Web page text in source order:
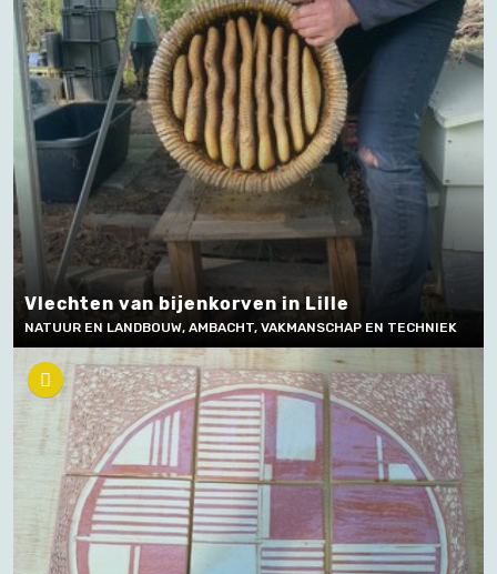
Vlechten van bijenkorven in Lille
NATUUR EN LANDBOUW, AMBACHT, VAKMANSCHAP EN TECHNIEK